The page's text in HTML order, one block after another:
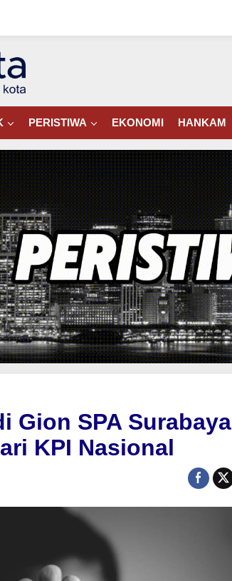
PERISTIWA EKONOMI HANKAM
Gion SPA Surabaya
KPI Nasional